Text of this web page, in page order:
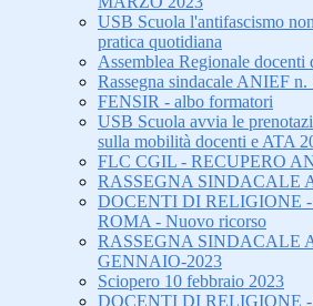
USB Scuola l'antifascismo
pratica quotidiana
Assemblea Regionale docenti
Rassegna sindacale ANIEF
FENSIR - albo formatori
USB Scuola avvia le
sulla mobilità docenti e ATA
FLC CGIL - RECUPERO
RASSEGNA SINDACALE
DOCENTI DI RELIGIONE
ROMA - Nuovo ricorso
RASSEGNA SINDACALE
GENNAIO-2023
Sciopero 10 febbraio 2023
DOCENTI DI RELIGIONE